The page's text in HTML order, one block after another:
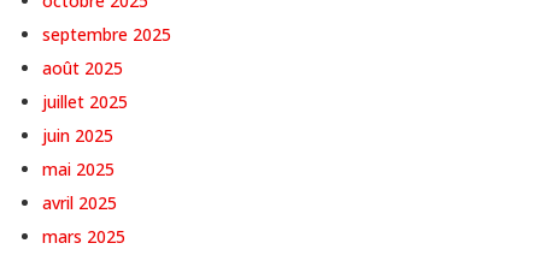
septembre 2025
août 2025
juillet 2025
juin 2025
mai 2025
avril 2025
mars 2025